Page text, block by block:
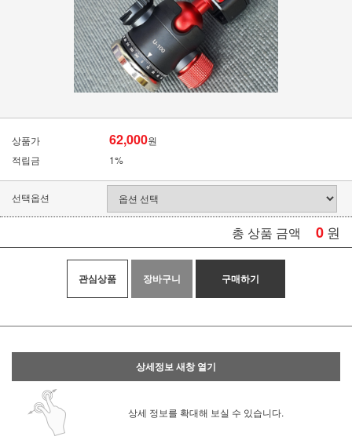
상품가 62,000원
적립금
1%
선택옵션
총 상품 금액 0 원
관심상품 장바구니 구매하기
상세정보 새창 열기
상세 정보를 확대해 보실 수 있습니다.